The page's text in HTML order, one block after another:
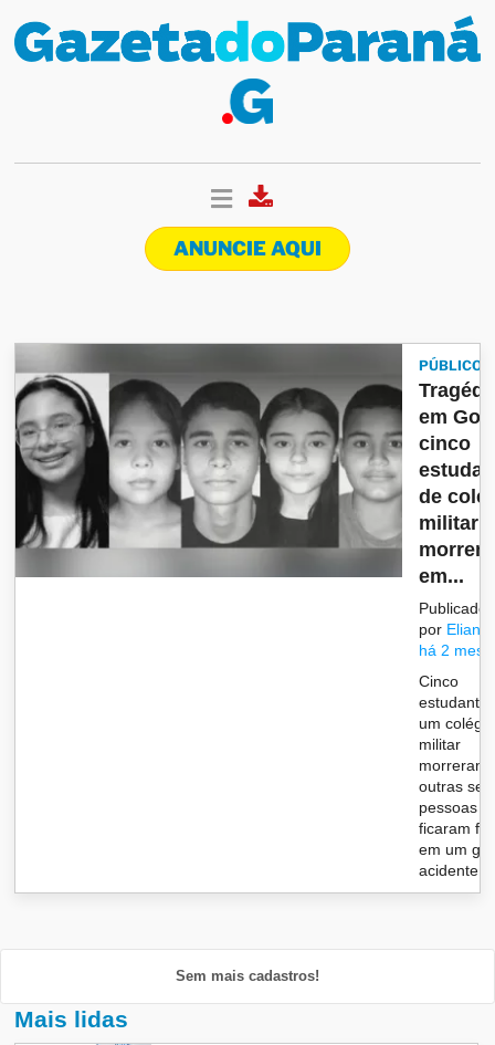
ANUNCIE AQUI
PÚBLICO
em
cinco
de
militar
morrem
em...
Publicado
por Eliane
há 2
Cinco
um colégio
militar
morreram
outras
pessoas
ficaram
em um
acidente
Sem mais cadastros!
Mais lidas